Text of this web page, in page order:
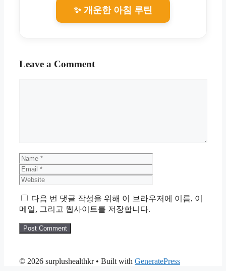
✨ 개운한 아침 루틴
Leave a Comment
Name
다음 번 댓글 작성을 위해 이 브라우저에 이름, 이
메일, 그리고 웹사이트를 저장합니다.
© 2026 surplushealthkr• Built with GeneratePress